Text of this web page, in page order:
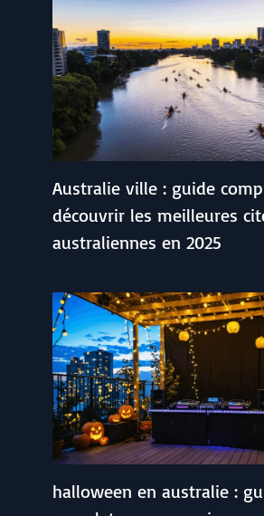
Australie ville : guide
découvrir les meilleures
australiennes en 2025
halloween en australie :